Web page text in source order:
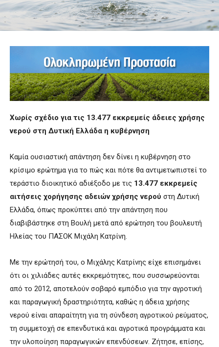
Χωρίς σχέδιο για τις 13.477 εκκρεμείς άδειες χρήσης
νερού στη Δυτική Ελλάδα η κυβέρνηση
Καμία ουσιαστική απάντηση δεν δίνει η κυβέρνηση στο
κρίσιμο ερώτημα για το πώς και πότε θα αντιμετωπιστεί το
τεράστιο διοικητικό αδιέξοδο με τις 13.477 εκκρεμείς
αιτήσεις χορήγησης αδειών χρήσης νερού στη Δυτική
Ελλάδα, όπως προκύπτει από την απάντηση που
διαβιβάστηκε στη Βουλή μετά από ερώτηση του βουλευτή
Ηλείας του ΠΑΣΟΚ Μιχάλη Κατρίνη.
Με την ερώτησή του, ο Μιχάλης Κατρίνης είχε επισημάνει
ότι οι χιλιάδες αυτές εκκρεμότητες, που συσσωρεύονται
από το 2012, αποτελούν σοβαρό εμπόδιο για την αγροτική
και παραγωγική δραστηριότητα, καθώς η άδεια χρήσης
νερού είναι απαραίτητη για τη σύνδεση αγροτικού ρεύματος,
τη συμμετοχή σε επενδυτικά και αγροτικά προγράμματα και
την υλοποίηση παραγωγικών επενδύσεων. Ζήτησε, επίσης,